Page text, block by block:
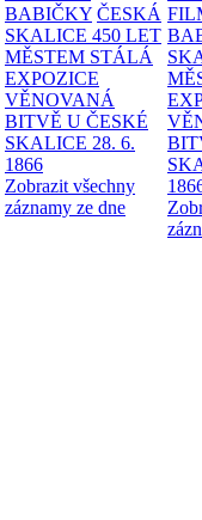
BABIČKY ČESKÁ
SKALICE 450 LET
MĚSTEM STÁLÁ
EXPOZICE
VĚNOVANÁ
BITVĚ U ČESKÉ
SKALICE 28. 6.
1866
Zobrazit všechny
záznamy ze dne